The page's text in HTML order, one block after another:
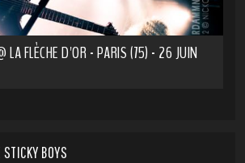
LA FLÈCHE D'OR - PARIS (75) - 26 JUIN
BOYS